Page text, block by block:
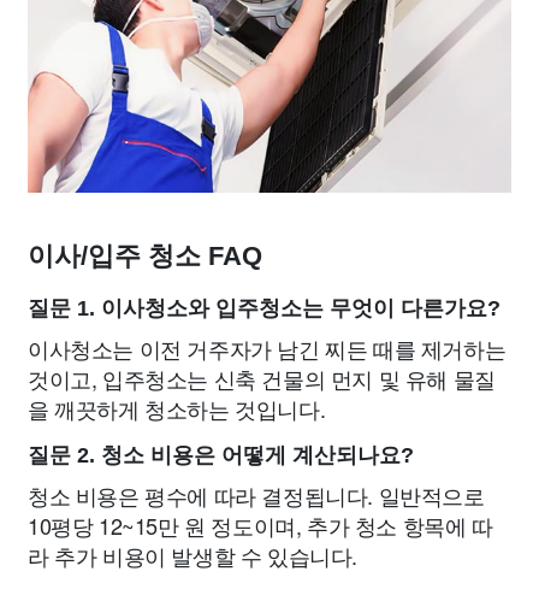
이사/입주 청소 FAQ
질문 1. 이사청소와 입주청소는 무엇이 다른가요?
이사청소는 이전 거주자가 남긴 찌든 때를 제거하는
것이고, 입주청소는 신축 건물의 먼지 및 유해 물질
을 깨끗하게 청소하는 것입니다.
질문 2. 청소 비용은 어떻게 계산되나요?
청소 비용은 평수에 따라 결정됩니다. 일반적으로
10평당 12~15만 원 정도이며, 추가 청소 항목에 따
라 추가 비용이 발생할 수 있습니다.